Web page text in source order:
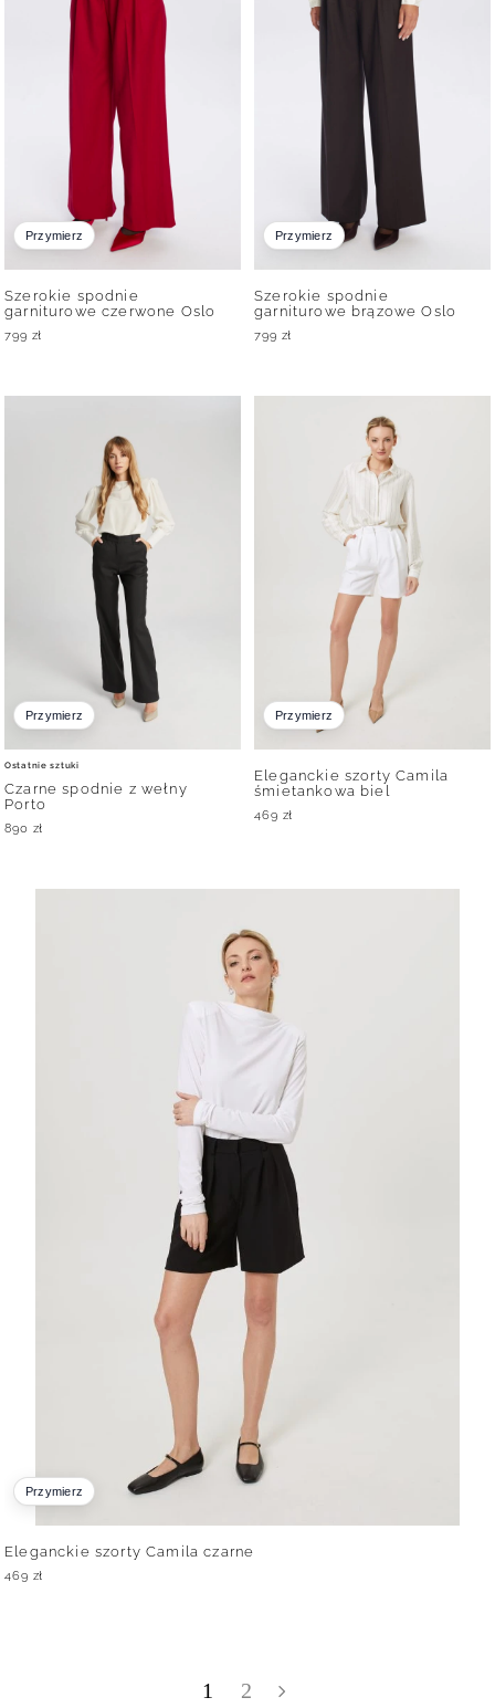
Przymierz
Szerokie spodnie
garniturowe czerwone Oslo
799 zł
Przymierz
Szerokie spodnie
garniturowe brązowe Oslo
799 zł
Przymierz
Czarne spodnie z wełny
Porto
890 zł
Ostatnie sztuki
Przymierz
Eleganckie szorty Camila
śmietankowa biel
469 zł
Przymierz
Eleganckie szorty Camila czarne
469 zł
1 2